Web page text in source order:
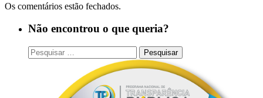
Os comentários estão fechados.
Não encontrou o que queria?
Pesquisar
por: